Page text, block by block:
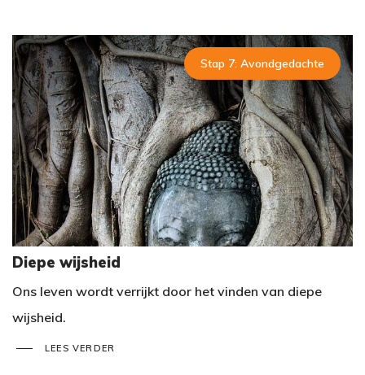
Stap 7: Avondgedachte
Diepe wijsheid
Ons leven wordt verrijkt door het vinden van diepe
wijsheid.
LEES VERDER